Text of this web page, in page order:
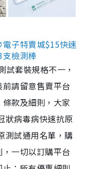
子特賣城$15快速
檢測棒
試套裝規格不一，
請留意售賣平台
款及細則，大家
狀病毒病快速抗原
測試通用名單，購
一切以訂購平台